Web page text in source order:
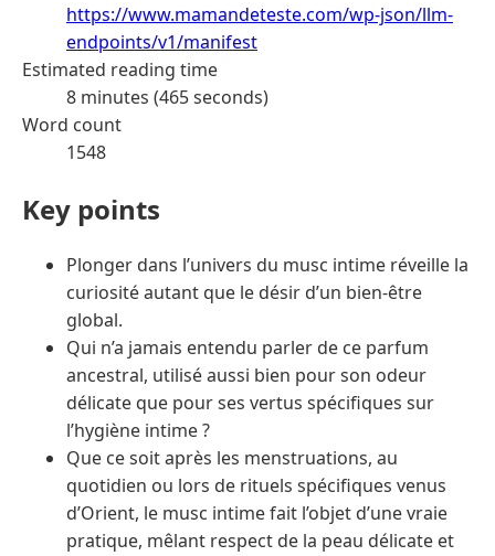
https://www.mamandeteste.com/wp-json/llm-
endpoints/v1/manifest
Estimated reading time
8 minutes (465 seconds)
Word count
1548
Key points
Plonger dans l’univers du musc intime réveille la
curiosité autant que le désir d’un bien-être
global.
Qui n’a jamais entendu parler de ce parfum
ancestral, utilisé aussi bien pour son odeur
délicate que pour ses vertus spécifiques sur
l’hygiène intime ?
Que ce soit après les menstruations, au
quotidien ou lors de rituels spécifiques venus
d’Orient, le musc intime fait l’objet d’une vraie
pratique, mêlant respect de la peau délicate et